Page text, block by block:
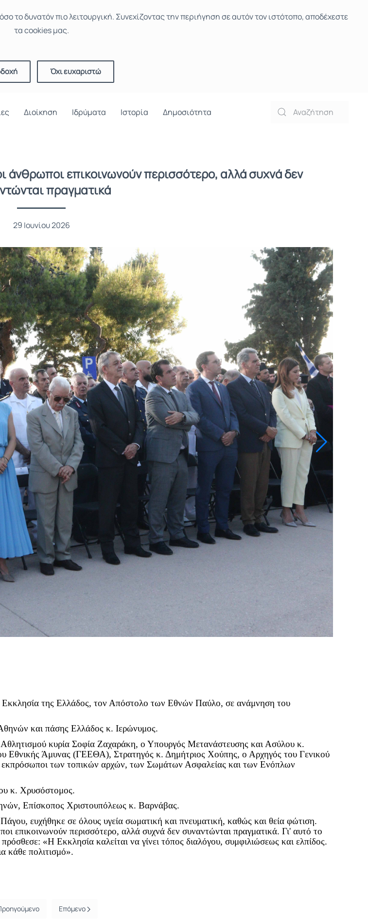
το δυνατόν πιο λειτουργική. Συνεχίζοντας την περιήγηση σε αυτόν τον ιστότοπο, αποδέχεστε
τα cookies μας.
Όχι ευχαριστώ
Διοίκηση Ιδρύματα Ιστορία Δημοσιότητα
άνθρωποι επικοινωνούν περισσότερο, αλλά συχνά δεν
πραγματικά
29 Ιουνίου 2026
της Ελλάδος, τον Απόστολο των Εθνών Παύλο, σε ανάμνηση του
και πάσης Ελλάδος κ. Ιερώνυμος.
κυρία Σοφία Ζαχαράκη, ο Υπουργός Μετανάστευσης και Ασύλου κ.
Εθνικής Άμυνας (ΓΕΕΘΑ), Στρατηγός κ. Δημήτριος Χούπης, ο Αρχηγός του Γενικού
εκπρόσωποι των τοπικών αρχών, των Σωμάτων Ασφαλείας και των Ενόπλων
κ. Χρυσόστομος.
Επίσκοπος Χριστουπόλεως κ. Βαρνάβας.
ευχήθηκε σε όλους υγεία σωματική και πνευματική, καθώς και θεία φώτιση.
επικοινωνούν περισσότερο, αλλά συχνά δεν συναντώνται πραγματικά. Γι' αυτό το
«Η Εκκλησία καλείται να γίνει τόπος διαλόγου, συμφιλιώσεως και ελπίδος.
κάθε πολιτισμό».
Επόμενο